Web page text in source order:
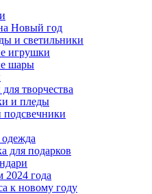
Новый год
и светильники
игрушки
шары
творчества
и пледы
подсвечники
одежда
для подарков
2024 года
к новому году